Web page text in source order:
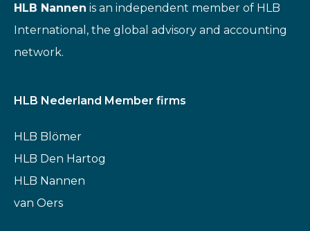
HLB Nannen is an independent member of HLB
International, the global advisory and accounting
network.
HLB Nederland Member firms
HLB Blömer
HLB Den Hartog
HLB Nannen
van Oers